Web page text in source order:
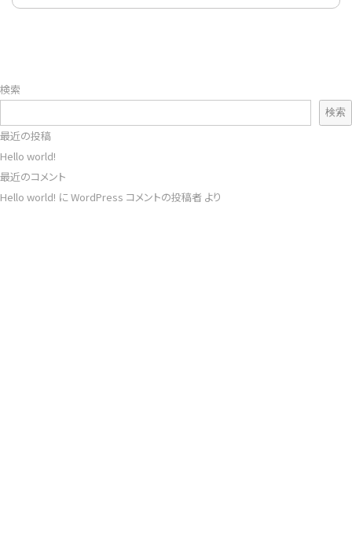
検索
検索
最近の投稿
Hello world!
最近のコメント
Hello world! に WordPress コメントの投稿者 より